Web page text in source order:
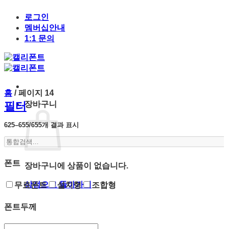
content
로그인
멤버십안내
1:1 문의
장바구니
장바구니에 상품이 없습니다.
상점으로 돌아가기
홈 /페이지 14
필터
625–655/655개 결과 표시
로
정
렬
됨
통
검
폰트
무료폰트 설치형 조합형
폰트두께